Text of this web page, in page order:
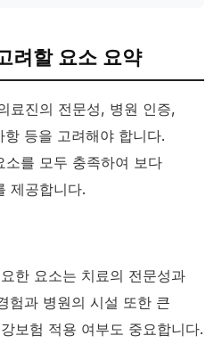
려할 요소 요약
료진의 전문성, 병원 인증,
등을 고려해야 합니다.
소를 모두 충족하여 보다
제공합니다.
한 요소는 치료의 전문성과
험과 병원의 시설 또한 큰
보험 적용 여부도 중요합니다.